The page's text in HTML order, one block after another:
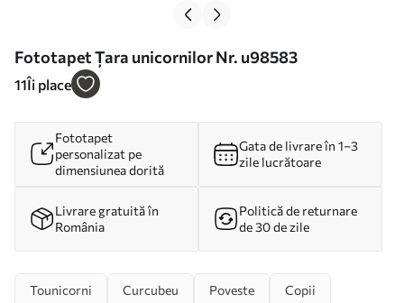
Fototapet Țara unicornilor Nr. u98583
11Îi place
Fototapet
personalizat pe
dimensiunea dorită
Gata de livrare în 1–3
zile lucrătoare
Livrare gratuită în
România
Politică de returnare
de 30 de zile
Tounicorni Curcubeu Poveste Copii